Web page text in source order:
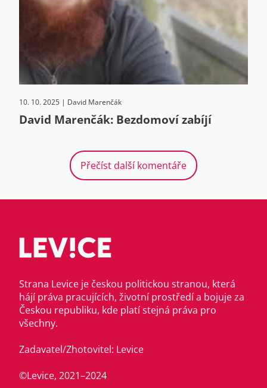
10. 10. 2025 | David Marenčák
David Marenčák: Bezdomoví zabíjí
Přečíst další komentáře
Strana Levice je českou politickou stranou, která
hájí práva pracujících, životní prostředí a bojuje za
Českou republiku, kde platí stejná práva pro
všechny.
Zadavatel/Zhotovitel: Levice
©Levice, 2021–2024